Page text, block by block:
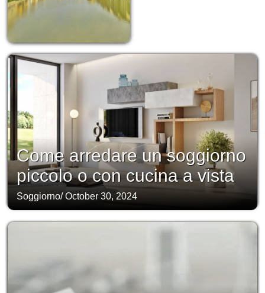
Come arredare un soggiorno
piccolo o con cucina a vista
Soggiorno/October 30, 2024